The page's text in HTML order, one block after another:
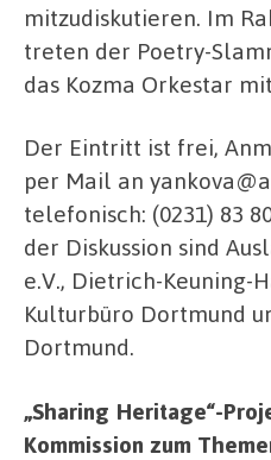
mitzudiskutieren. Im
treten der Poetry-
das Kozma Orkestar
Der Eintritt ist frei,
per Mail an
telefonisch: (0231) 83
der Diskussion sind
e.V., Dietrich-Keuning-
Kulturbüro Dortmund
Dortmund.
„Sharing Heritage“-
Kommission zum